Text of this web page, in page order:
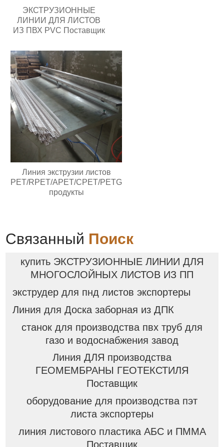
ЭКСТРУЗИОННЫЕ
ЛИНИИ ДЛЯ ЛИСТОВ
ИЗ ПВХ PVC Поставщик
Линия экструзии листов
PET/RPET/APET/CPET/PETG
продукты
Связанный Поиск
купить ЭКСТРУЗИОННЫЕ ЛИНИИ ДЛЯ
МНОГОСЛОЙНЫХ ЛИСТОВ ИЗ ПП
экструдер для пнд листов экспортеры
Линия для Доска заборная из ДПК
станок для производства пвх труб для
газо и водоснабжения завод
Линия ДЛЯ производства
ГЕОМЕМБРАНЫ ГЕОТЕКСТИЛЯ
Поставщик
оборудование для производства пэт
листа экспортеры
линия листового пластика АБС и ПММА
Поставщик